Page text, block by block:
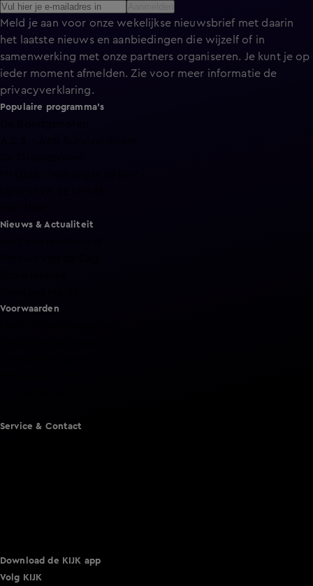
Meld je aan voor onze wekelijkse nieuwsbrief met daarin
het laatste nieuws en aanbiedingen die wijzelf of in
samenwerking met onze partners organiseren. Je kunt je op
ieder moment afmelden. Zie voor meer informatie de
privacyverklaring.
Populaire programma's
Nieuws & Actualiteit
Voorwaarden
Service & Contact
Download de KIJK app
Volg KIJK